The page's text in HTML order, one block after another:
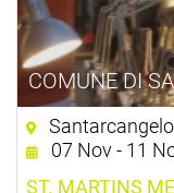
COMUNE DI
07 Nov - 11
ST. MARTINS